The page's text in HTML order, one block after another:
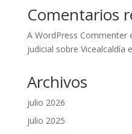
Comentarios
A WordPress Commenter
judicial sobre Vicealcaldía
Archivos
julio 2026
julio 2025